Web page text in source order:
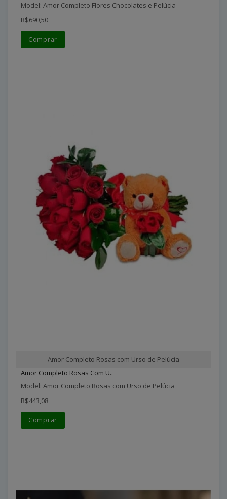
Model: Amor Completo Flores Chocolates e Pelúcia
R$690,50
Comprar
Amor Completo Rosas com Urso de Pelúcia
Amor Completo Rosas Com U..
Model: Amor Completo Rosas com Urso de Pelúcia
R$443,08
Comprar